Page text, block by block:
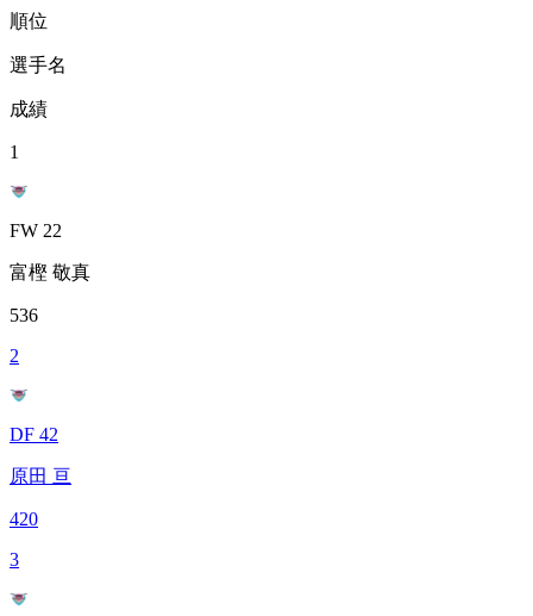
順位
選手名
成績
1
FW 22
富樫 敬真
536
2
DF 42
原田 亘
420
3